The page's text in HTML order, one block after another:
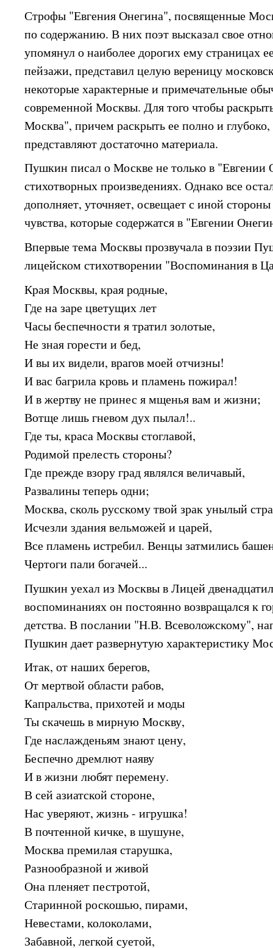
Строфы "Евгения Онегина", посвященные
по содержанию. В них поэт высказал свое
упомянул о наиболее дорогих ему страницах
пейзажи, представил целую вереницу
некоторые характерные и примечательные
современной Москвы. Для того чтобы
Москва", причем раскрыть ее полно и
представляют достаточно материала.
Пушкин писал о Москве не только в "Евгении
стихотворных произведениях. Однако все
дополняет, уточняет, освещает с иной
чувства, которые содержатся в "Евгении
Впервые тема Москвы прозвучала в поэзии
лицейском стихотворении "Воспоминания в
Края Москвы, края родные,
Где на заре цветущих лет
Часы беспечности я тратил золотые,
Не зная горести и бед,
И вы их видели, врагов моей отчизны!
И вас багрила кровь и пламень пожирал!
И в жертву не принес я мщенья вам и жизни;
Вотще лишь гневом дух пылал!..
Где ты, краса Москвы стоглавой,
Родимой прелесть стороны?
Где прежде взору град являлся величавый,
Развалины теперь одни;
Москва, сколь русскому твой зрак унылый
Исчезли здания вельможей и царей,
Все пламень истребил. Венцы затмились
Чертоги пали богачей...
Пушкин уехал из Москвы в Лицей
воспоминаниях он постоянно возвращался к
детства. В послании "Н.В. Всеволожскому",
Пушкин дает развернутую характеристику
Итак, от наших берегов,
От мертвой области рабов,
Капральства, прихотей и моды
Ты скачешь в мирную Москву,
Где наслажденьям знают цену,
Беспечно дремлют наяву
И в жизни любят перемену.
В сей азиатской стороне,
Нас уверяют, жизнь - игрушка!
В почтенной кичке, в шушуне,
Москва премилая старушка,
Разнообразной и живой
Она пленяет пестротой,
Старинной роскошью, пирами,
Невестами, колоколами,
Забавной, легкой суетой,